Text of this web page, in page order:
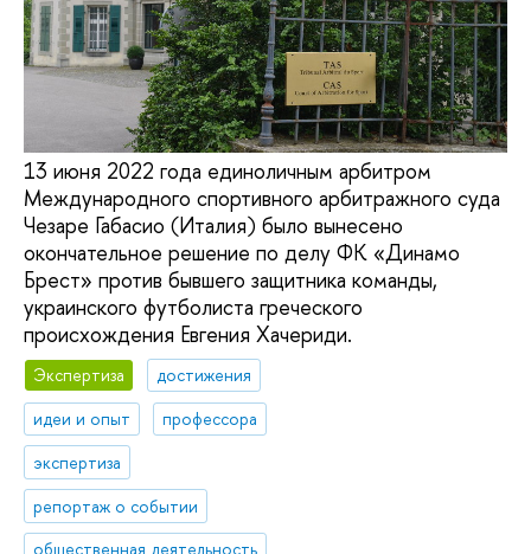
13 июня 2022 года единоличным арбитром
Международного спортивного арбитражного суда
Чезаре Габасио (Италия) было вынесено
окончательное решение по делу ФК «Динамо
Брест» против бывшего защитника команды,
украинского футболиста греческого
происхождения Евгения Хачериди.
Экспертиза
достижения
идеи и опыт
профессора
экспертиза
репортаж о событии
общественная деятельность